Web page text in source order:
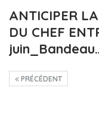
ANTICIPER
DU CHEF
PRÉCÉDENT